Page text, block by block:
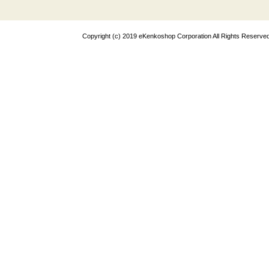
Copyright (c) 2019 eKenkoshop Corporation All Rights